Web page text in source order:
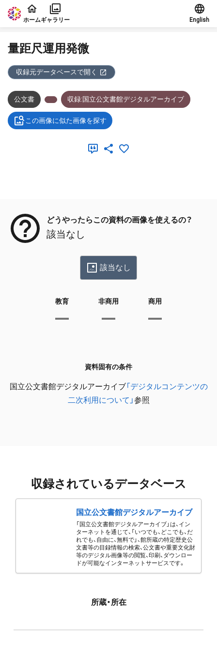
本文に飛ぶ
ホームギャラリー English
量距尺運用発微
収録元データベースで開く
公文書 収録:国立公文書館デジタルアーカイブ
この画像に似た画像を探す
どうやったらこの資料の画像を使えるの？
該当なし
該当なし
教育 非商用 商用
資料固有の条件
国立公文書館デジタルアーカイブ「デジタルコンテンツの
二次利用について」参照
収録されているデータベース
国立公文書館デジタルアーカイブ
「国立公文書館デジタルアーカイブ」は、イン
ターネットを通じて、「いつでも、どこでも、だ
れでも、自由に、無料で」、館所蔵の特定歴史公
文書等の目録情報の検索、公文書や重要文化財
等のデジタル画像等の閲覧、印刷、ダウンロー
ドが可能なインターネットサービスです。
所蔵・所在